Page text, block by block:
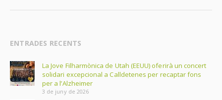
ENTRADES RECENTS
La Jove Filharmònica de Utah (EEUU) oferirà un concert
solidari excepcional a Calldetenes per recaptar fons
per a l’Alzheimer
3 de juny de 2026